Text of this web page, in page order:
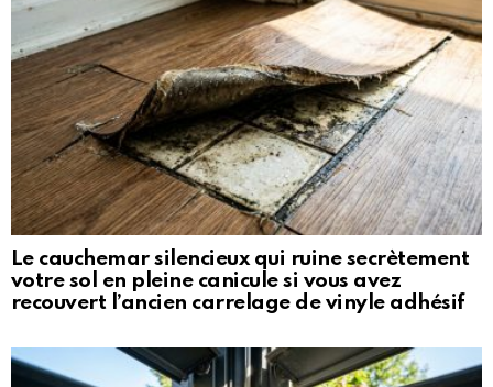
Le cauchemar silencieux qui ruine secrètement
votre sol en pleine canicule si vous avez
recouvert l’ancien carrelage de vinyle adhésif